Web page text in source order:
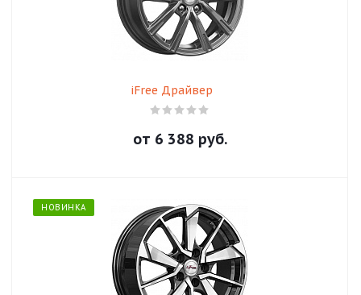
iFree Драйвер
от 6 388 руб.
НОВИНКА